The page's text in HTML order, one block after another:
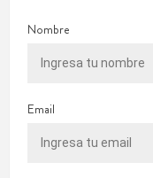
Nombre
Email